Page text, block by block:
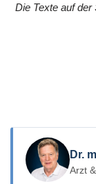
Die Texte auf
Dr.
Arzt